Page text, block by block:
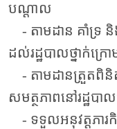
បណ្តាល
- តាមដាន គាំទ្រ និ
ដល់រដ្ឋបាលថ្នាក់ក្រោ
- តាមដានត្រួតពិនិត្
សមត្ថភាពនៅរដ្ឋបាល
- ទទួលអនុវត្តភារ